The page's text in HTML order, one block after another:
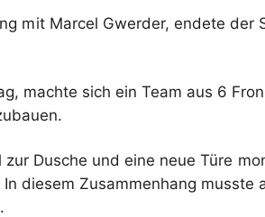
mit Marcel Gwerder, endete der
machte sich ein Team aus 6
Dusche und eine neue Türe
diesem Zusammenhang musste